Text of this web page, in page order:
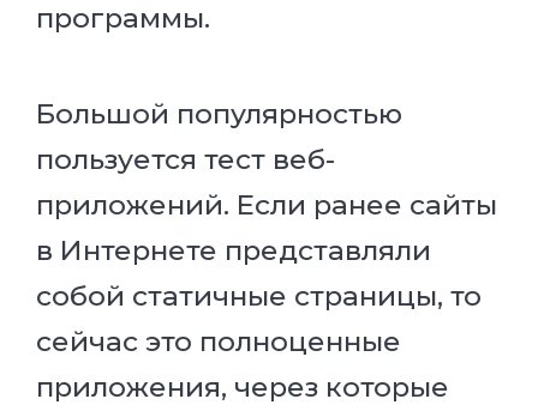
программы.
Большой популярностью
пользуется тест веб-
приложений. Если ранее сайты
в Интернете представляли
собой статичные страницы, то
сейчас это полноценные
приложения, через которые